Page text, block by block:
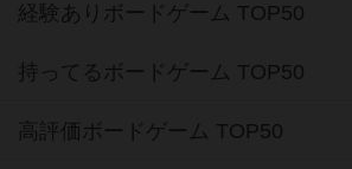
経験ありボードゲーム TOP50
持ってるボードゲーム TOP50
高評価ボードゲーム TOP50